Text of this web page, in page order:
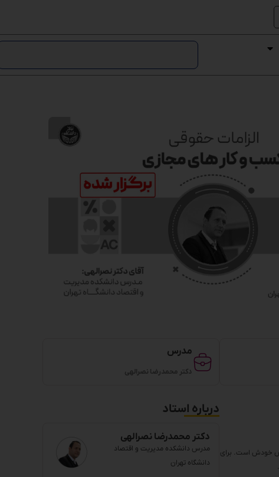
مدرس
دکتر محمدرضا نصرالهی
خودش است. برای
درباره استاد
دکتر محمدرضا نصرالهی
مدرس دانشکده مدیریت و اقتصاد
دانشگاه تهران